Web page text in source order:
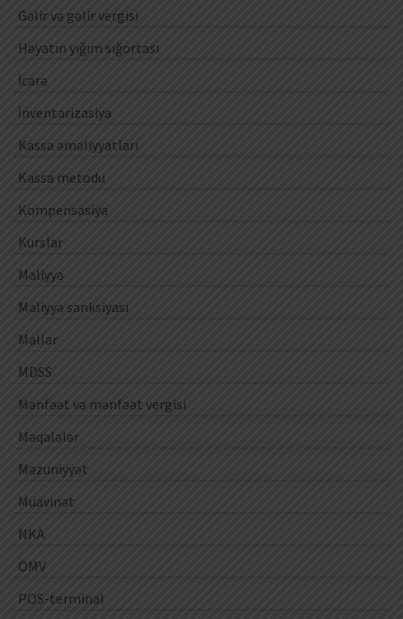
Gəlir və gəlir vergisi
Həyatın yığım sığortası
İcarə
İnventarizasiya
Kassa əməliyyatları
Kassa metodu
Kompensasiya
Kurslar
Maliyyə
Maliyyə sanksiyası
Mallar
MDSS
Mənfəət və mənfəət vergisi
Məqalələr
Məzuniyyət
Müavinət
NKA
ÖMV
POS-terminal